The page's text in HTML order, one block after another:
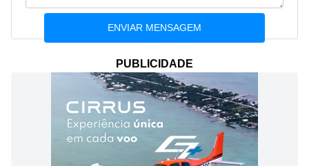
PUBLICIDADE